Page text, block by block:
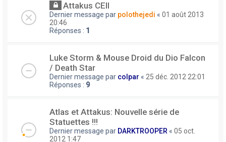
Attakus CEII
Dernier message par polothejedi « 01 août 2013
20:46
Réponses : 1
Luke Storm & Mouse Droid du Dio Falcon
/ Death Star
Dernier message par colpar « 25 déc. 2012 22:01
Réponses : 9
Atlas et Attakus: Nouvelle série de
Statuettes !!!
Dernier message par DARKTROOPER « 05 oct.
2012 1:47